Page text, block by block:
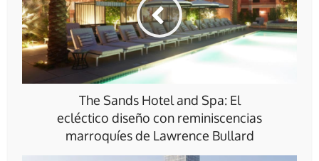
The Sands Hotel and Spa: El
ecléctico diseño con reminiscencias
marroquíes de Lawrence Bullard